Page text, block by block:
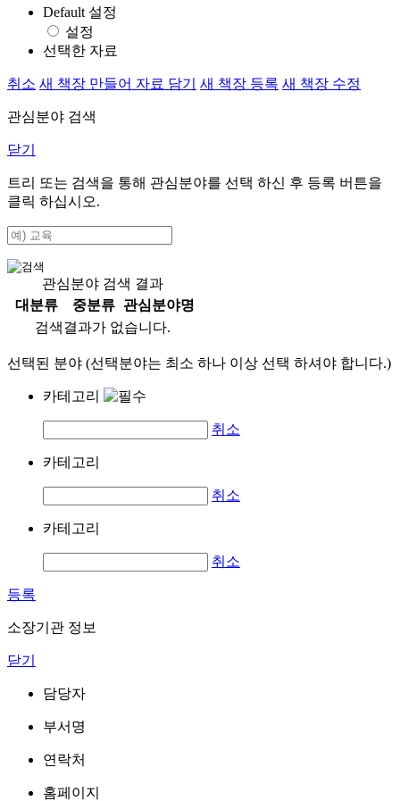
Default 설정
설정
선택한 자료
취소 새 책장 만들어 자료 담기 새 책장 등록 새 책장 수정
관심분야 검색
닫기
트리 또는 검색을 통해 관심분야를 선택 하신 후 등록 버튼을
클릭 하십시오.
관심분야 검색 결과
대분류
중분류
관심분야명
검색결과가 없습니다.
선택된 분야 (선택분야는 최소 하나 이상 선택 하셔야 합니다.)
카테고리
취소
카테고리
취소
카테고리
취소
등록
소장기관 정보
닫기
담당자
부서명
연락처
홈페이지